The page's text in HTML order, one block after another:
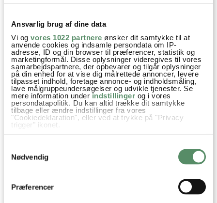
Ansvarlig brug af dine data
Vi og vores 1022 partnere ønsker dit samtykke til at
anvende cookies og indsamle persondata om IP-
adresse, ID og din browser til præferencer, statistik og
marketingformål. Disse oplysninger videregives til vores
samarbejdspartnere, der opbevarer og tilgår oplysninger
på din enhed for at vise dig målrettede annoncer, levere
tilpasset indhold, foretage annonce- og indholdsmåling,
lave målgruppeundersøgelser og udvikle tjenester. Se
mere information underindstillinger og i vores
persondatapolitik. Du kan altid trække dit samtykke
tilbage eller ændre indstillinger fra vores
"Cookiedeklaration", eller ved at trykke på "Privacy
trigger" ikonet.
Indsamle præcise oplysninger om din placering,
der kan være nøjagtig inden for få meter
Identificere din enhed baseret på en scanning af
Nødvendig
Præferencer
Galangarod Ingefær Gurkemeje Kaffirblade
Hvidløg Skalotteløg Chili
SPØRGSMÅL TIL OPSKRIFTEN?
Du kan måske finde svaret på dit spørgsmål i kommentarfeltet,
hvis det allerede er stillet og besvaret - eller du kan kigge på